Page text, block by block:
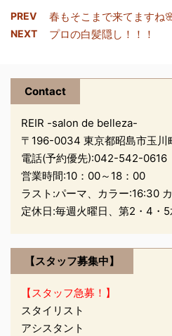
のほど何卒よろしくお願
い申し上げます。 美容
にいれ、アクセルを踏ん
だふとした瞬間。。。
ガッシャン！！ やって
ーー！ 愛車をポールな
のかよくわからぬ物に
す。。。下の方もガリっ
とやってます。よく後ろ
を見ていませんでした。
その日は落ち込みまし
た。 ですが、やっぱり
気になるの ...
PREV 春もそこまで来てますね
NEXT プロの白髪隠し！！！
Contact
REIR -salon de belleza-
〒196-0034 東京都昭島市玉川
電話(予約優先):042-542-0616
営業時間:10：00～18：00
ラスト:パーマ、カラー:16:30
定休日:毎週火曜日、第2・4・
【スタッフ募集中】
【スタッフ急募！】
スタイリスト
アシスタント